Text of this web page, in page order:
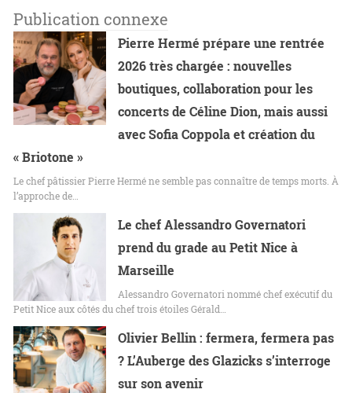
Publication connexe
Pierre Hermé prépare une rentrée
2026 très chargée : nouvelles
boutiques, collaboration pour les
concerts de Céline Dion, mais aussi
avec Sofia Coppola et création du
« Briotone »
Le chef pâtissier Pierre Hermé ne semble pas connaître de temps morts. À
l’approche de…
Le chef Alessandro Governatori
prend du grade au Petit Nice à
Marseille
Alessandro Governatori nommé chef exécutif du
Petit Nice aux côtés du chef trois étoiles Gérald…
Olivier Bellin : fermera, fermera pas
? L’Auberge des Glazicks s’interroge
sur son avenir